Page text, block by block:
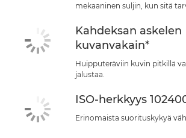
mekaaninen suljin, kun sitä
Kahdeksan askelen
kuvanvakain*
Huipputeräviin kuvin pitkillä
jalustaa.
ISO-herkkyys
Erinomaista suorituskykyä